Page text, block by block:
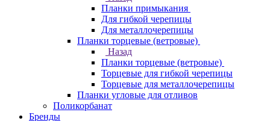
Планки примыкания
Для гибкой черепицы
Для металлочерепицы
Планки торцевые (ветровые)
Назад
Планки торцевые (ветровые)
Торцевые для гибкой черепицы
Торцевые для металлочерепицы
Планки угловые для отливов
Поликорбанат
Бренды